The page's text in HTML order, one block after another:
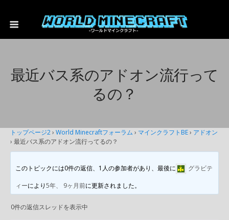
最近バス系のアドオン流行って
るの？
トップページ2› World Minecraftフォーラム › マインクラフトBE› アドオン
› 最近バス系のアドオン流行ってるの？
このトピックには0件の返信、1人の参加者があり、最後に
グラビテ
ィーにより5年、 9ヶ月前に更新されました。
0件の返信スレッドを表示中